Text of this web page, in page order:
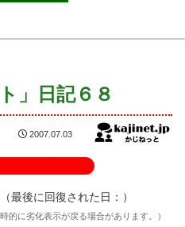
」日記６８
2007.07.03
（最後に回復された日： ）
的に劣化表示が戻る場合があります。）